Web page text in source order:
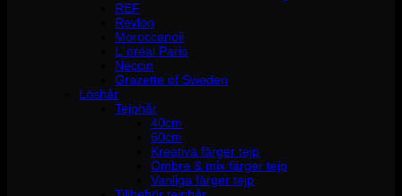
REF
Revlon
Moroccanoil
L´oréal Paris
Neccin
Grazette of Sweden
Löshår
Tejphår
40cm
60cm
Kreativa färger tejp
Ombre & mix färger tejp
Vanliga färger tejp